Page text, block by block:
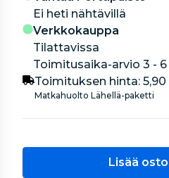
Ei heti nähtävillä
Verkkokauppa
Tilattavissa
Toimitusaika-arvio 3 -
Toimituksen hinta:
Matkahuolto Lähellä-paketti
Lisää